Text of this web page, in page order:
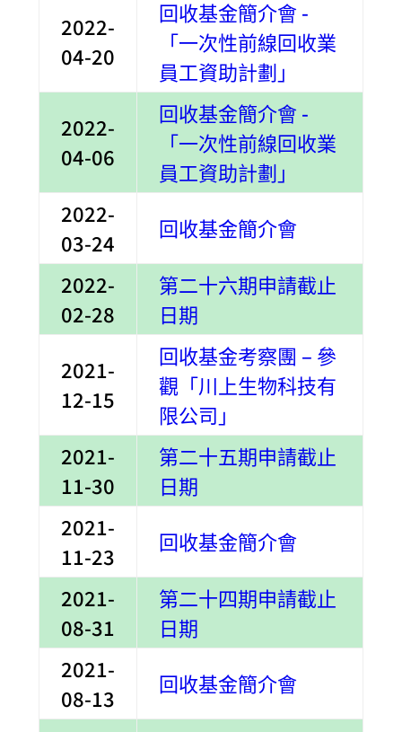
2022-
04-20
回收基金簡介會 -
「一次性前線回收業
員工資助計劃」
2022-
04-06
回收基金簡介會 -
「一次性前線回收業
員工資助計劃」
2022-
03-24
回收基金簡介會
2022-
02-28
第二十六期申請截止
日期
2021-
12-15
回收基金考察團 – 參
觀「川上生物科技有
限公司」
2021-
11-30
第二十五期申請截止
日期
2021-
11-23
回收基金簡介會
2021-
08-31
第二十四期申請截止
日期
2021-
08-13
回收基金簡介會